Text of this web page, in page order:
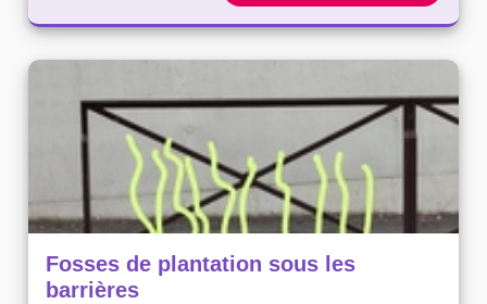
Fosses de plantation sous les
barrières